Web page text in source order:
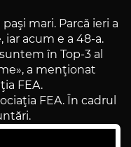
mari. Parcă ieri a
iar acum e a 48-a.
în Top-3 al
a menţionat
FEA.
FEA. În cadrul